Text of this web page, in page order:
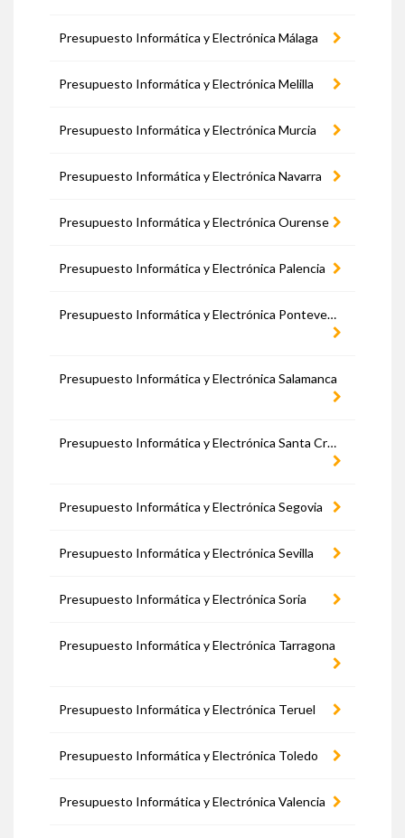
Presupuesto Informática y Electrónica Málaga
Presupuesto Informática y Electrónica Melilla
Presupuesto Informática y Electrónica Murcia
Presupuesto Informática y Electrónica Navarra
Presupuesto Informática y Electrónica Ourense
Presupuesto Informática y Electrónica Palencia
Presupuesto Informática y Electrónica Pontevedra
Presupuesto Informática y Electrónica Salamanca
Presupuesto Informática y Electrónica Santa Cruz de Tenerife
Presupuesto Informática y Electrónica Segovia
Presupuesto Informática y Electrónica Sevilla
Presupuesto Informática y Electrónica Soria
Presupuesto Informática y Electrónica Tarragona
Presupuesto Informática y Electrónica Teruel
Presupuesto Informática y Electrónica Toledo
Presupuesto Informática y Electrónica Valencia